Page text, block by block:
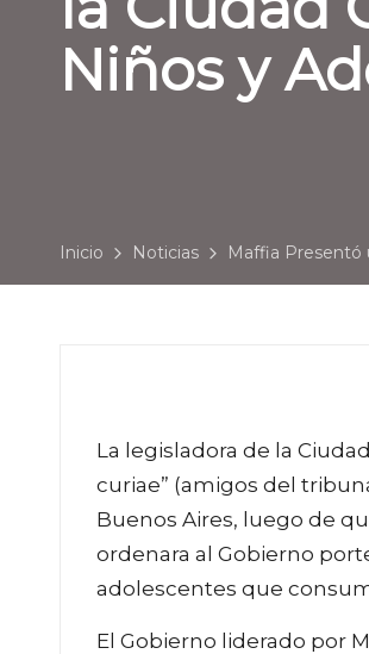
Niños y
Inicio Noticias Maffia Presentó
La legisladora de la
curiae” (amigos del
Buenos Aires, luego de
ordenara al Gobierno
adolescentes que
El Gobierno liderado por